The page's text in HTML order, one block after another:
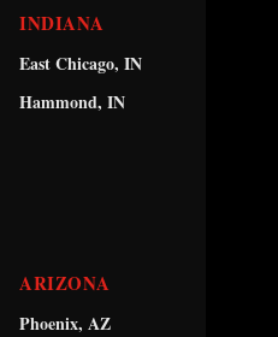
INDIANA
East Chicago, IN
Hammond, IN
ARIZONA
Phoenix, AZ